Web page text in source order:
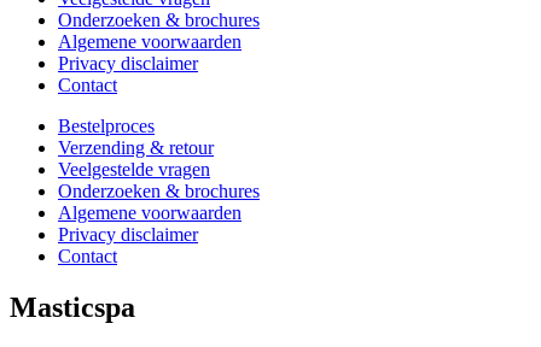
Onderzoeken & brochures
Algemene voorwaarden
Privacy disclaimer
Contact
Bestelproces
Verzending & retour
Veelgestelde vragen
Onderzoeken & brochures
Algemene voorwaarden
Privacy disclaimer
Contact
Masticspa